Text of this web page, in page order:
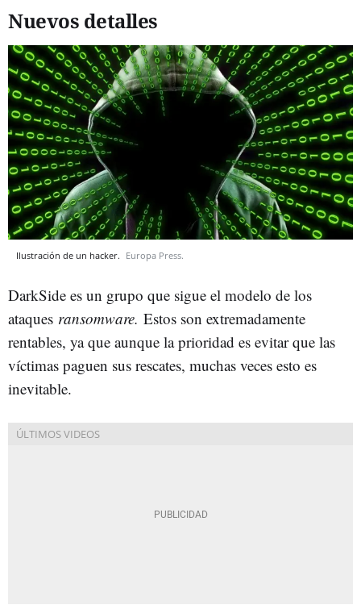
Nuevos detalles
Ilustración de un hacker. Europa Press.
DarkSide es un grupo que sigue el modelo de los
ataques ransomware. Estos son extremadamente
rentables, ya que aunque la prioridad es evitar que las
víctimas paguen sus rescates, muchas veces esto es
inevitable.